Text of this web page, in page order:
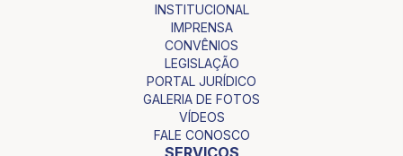
INSTITUCIONAL
IMPRENSA
CONVÊNIOS
LEGISLAÇÃO
PORTAL JURÍDICO
GALERIA DE FOTOS
VÍDEOS
FALE CONOSCO
SERVIÇOS